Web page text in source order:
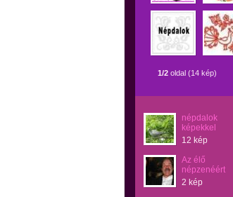
1/2 oldal (14 kép)
népdalok
képekkel
12 kép
Az élő
népzenéért
2 kép